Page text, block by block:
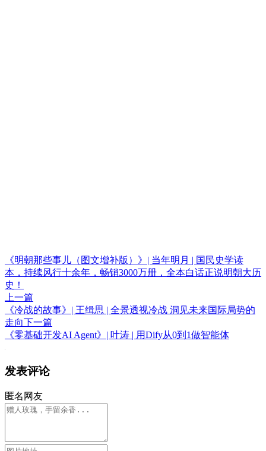
《明朝那些事儿（图文增补版）》| 当年明月 | 国民史学读
本，持续风行十余年，畅销3000万册，全本白话正说明朝大历
史！
上一篇
《冷战的故事》| 王缉思 | 全景透视冷战 洞见未来国际局势的
走向下一篇
《零基础开发AI Agent》| 叶涛 | 用Dify从0到1做智能体
发表评论
匿名网友